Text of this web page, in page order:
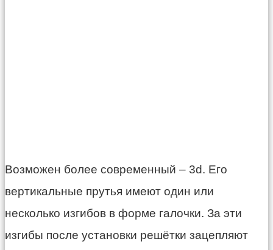
Возможен более современный – 3d. Его
вертикальные прутья имеют один или
несколько изгибов в форме галочки. За эти
изгибы после установки решётки зацепляют